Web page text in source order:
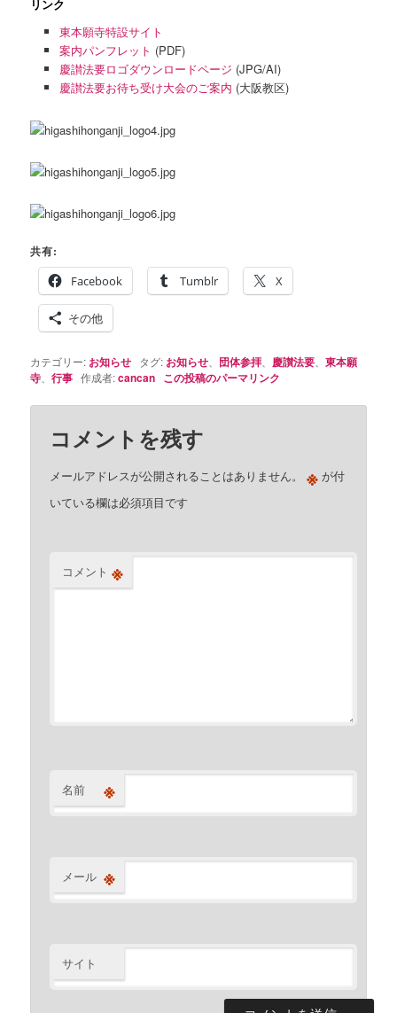
リンク
東本願寺特設サイト
案内パンフレット (PDF)
慶讃法要ロゴダウンロードページ (JPG/AI)
慶讃法要お待ち受け大会のご案内 (大阪教区)
共有:
Facebook
Tumblr X
その他
カテゴリー: お知らせ タグ: お知らせ、 団体参拝、 慶讃法要、東本願
寺、行事 作成者:cancan この投稿のパーマリンク
コメントを残す
メールアドレスが公開されることはありません。 ※ が付
いている欄は必須項目です
コメント ※
名前 ※
メール ※
サイト